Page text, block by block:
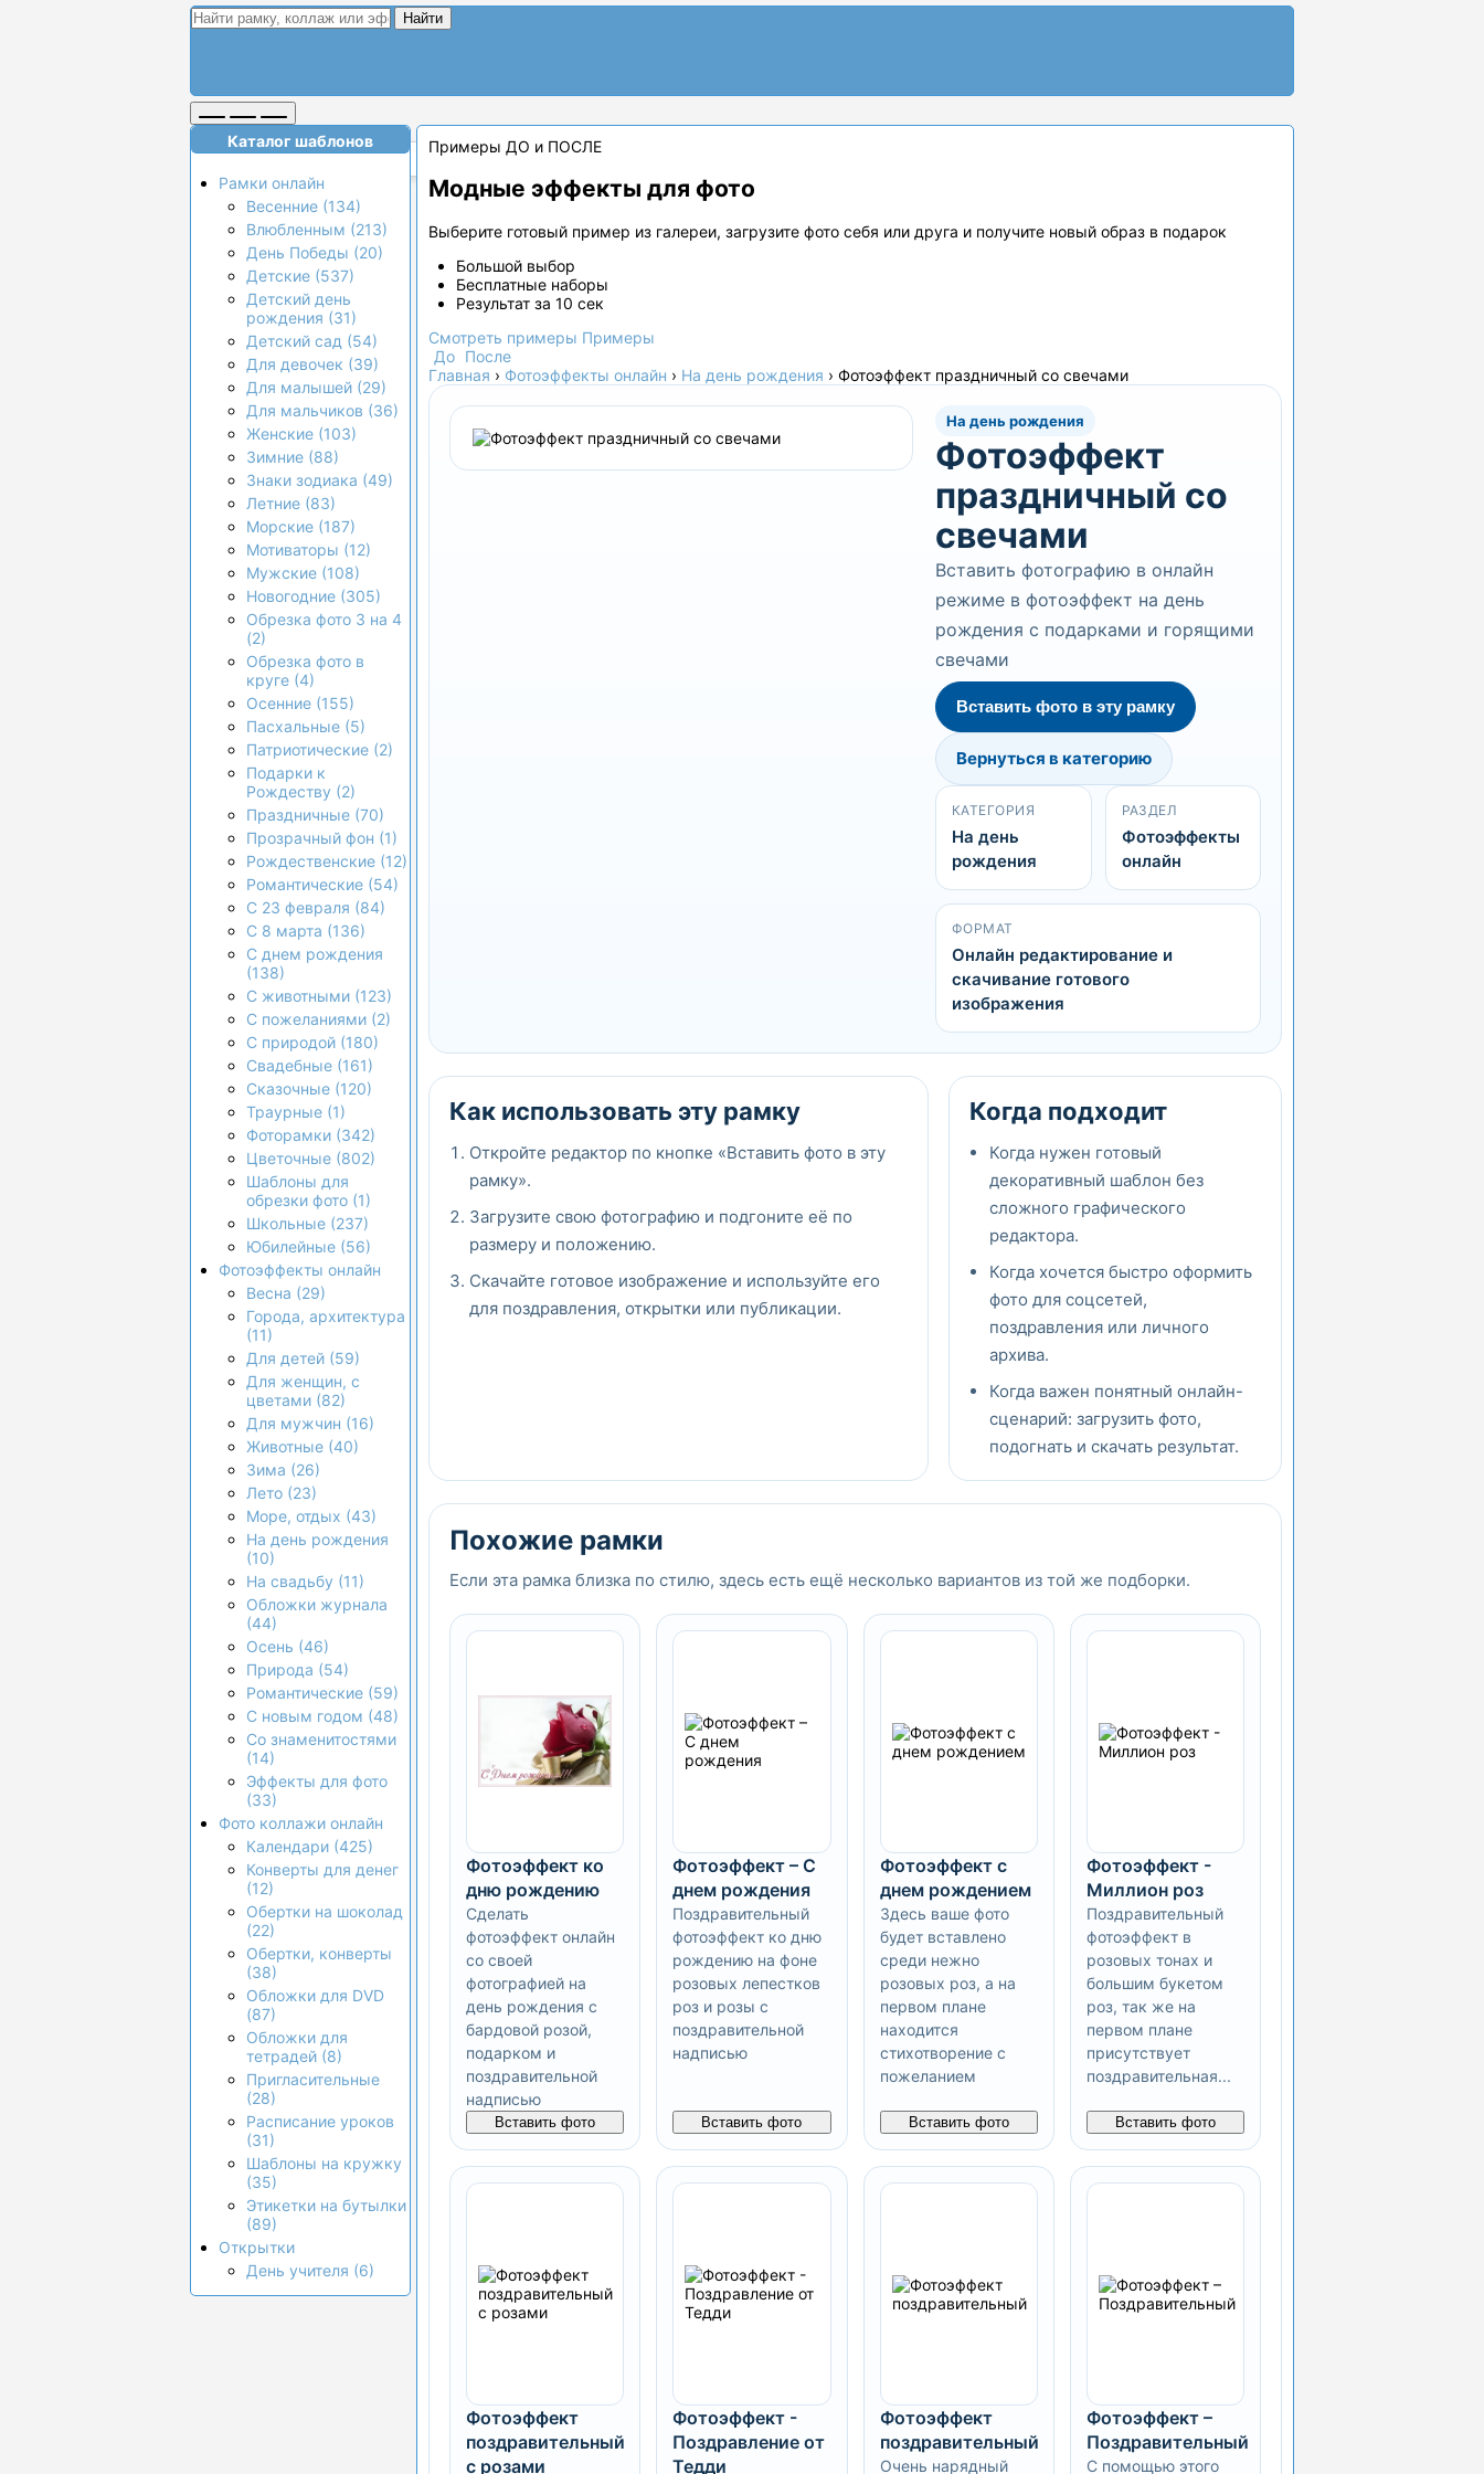
Найти
Каталог шаблонов
Рамки онлайн
Весенние (134)
Влюбленным (213)
День Победы (20)
Детские (537)
Детский день
рождения (31)
Детский сад (54)
Для девочек (39)
Для малышей (29)
Для мальчиков (36)
Женские (103)
Зимние (88)
Знаки зодиака (49)
Летние (83)
Морские (187)
Мотиваторы (12)
Мужские (108)
Новогодние (305)
Обрезка фото 3 на 4
(2)
Обрезка фото в
круге (4)
Осенние (155)
Пасхальные (5)
Патриотические (2)
Подарки к
Рождеству (2)
Праздничные (70)
Прозрачный фон (1)
Рождественские (12)
Романтические (54)
С 23 февраля (84)
С 8 марта (136)
С днем рождения
(138)
С животными (123)
С пожеланиями (2)
С природой (180)
Свадебные (161)
Сказочные (120)
Траурные (1)
Фоторамки (342)
Цветочные (802)
Шаблоны для
обрезки фото (1)
Школьные (237)
Юбилейные (56)
Фотоэффекты онлайн
Весна (29)
Города, архитектура
(11)
Для детей (59)
Для женщин, с
цветами (82)
Для мужчин (16)
Животные (40)
Зима (26)
Лето (23)
Море, отдых (43)
На день рождения
(10)
На свадьбу (11)
Обложки журнала
(44)
Осень (46)
Природа (54)
Романтические (59)
С новым годом (48)
Со знаменитостями
(14)
Эффекты для фото
(33)
Фото коллажи онлайн
Календари (425)
Конверты для денег
(12)
Обертки на шоколад
(22)
Обертки, конверты
(38)
Обложки для DVD
(87)
Обложки для
тетрадей (8)
Пригласительные
(28)
Расписание уроков
(31)
Шаблоны на кружку
(35)
Этикетки на бутылки
(89)
Открытки
День учителя (6)
Примеры ДО и ПОСЛЕ
Модные эффекты для фото
Выберите готовый пример из галереи, загрузите фото себя или друга и получите новый образ в подарок
Большой выбор
Бесплатные наборы
Результат за 10 сек
Смотреть примеры Примеры
До После
Главная › Фотоэффекты онлайн › На день рождения › Фотоэффект праздничный со свечами
На день рождения
Фотоэффект
праздничный со
свечами
Вставить фотографию в онлайн
режиме в фотоэффект на день
рождения с подарками и горящими
свечами
Вставить фото в эту рамку
Вернуться в категорию
КАТЕГОРИЯ
На день
рождения
РАЗДЕЛ
Фотоэффекты
онлайн
ФОРМАТ
Онлайн редактирование и
скачивание готового
изображения
Как использовать эту рамку
Откройте редактор по кнопке «Вставить фото в эту
рамку».
Загрузите свою фотографию и подгоните её по
размеру и положению.
Скачайте готовое изображение и используйте его
для поздравления, открытки или публикации.
Когда подходит
Когда нужен готовый
декоративный шаблон без
сложного графического
редактора.
Когда хочется быстро оформить
фото для соцсетей,
поздравления или личного
архива.
Когда важен понятный онлайн-
сценарий: загрузить фото,
подогнать и скачать результат.
Похожие рамки
Если эта рамка близка по стилю, здесь есть ещё несколько вариантов из той же подборки.
Фотоэффект ко
дню рождению
Сделать
фотоэффект онлайн
со своей
фотографией на
день рождения с
бардовой розой,
подарком и
поздравительной
надписью
Вставить фото
Фотоэффект – С
днем рождения
Поздравительный
фотоэффект ко дню
рождению на фоне
розовых лепестков
роз и розы с
поздравительной
надписью
Вставить фото
Фотоэффект с
днем рождением
Здесь ваше фото
будет вставлено
среди нежно
розовых роз, а на
первом плане
находится
стихотворение с
пожеланием
Вставить фото
Фотоэффект -
Миллион роз
Поздравительный
фотоэффект в
розовых тонах и
большим букетом
роз, так же на
первом плане
присутствует
поздравительная...
Вставить фото
Фотоэффект
поздравительный
с розами
Фотоэффект -
Поздравление от
Тедди
Фотоэффект
поздравительный
Очень нарядный
Фотоэффект –
Поздравительный
С помощью этого